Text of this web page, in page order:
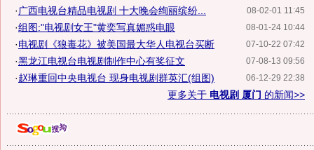
08-02-01 11:45
· 广西电视台精品电视剧 十大晚会绚丽缤纷...
08-01-24 10:44
·组图:"电视剧女王"黄奕写真媚惑电眼
07-10-22 07:42
·电视剧《狼毒花》被美国最大华人电视台买断
07-08-13 09:56
·黑龙江电视台电视剧制作中心有奖征文
06-12-29 22:38
·赵琳重回中央电视台 现身电视剧群英汇(组图)
更多关于 电视剧 厦门 的新闻>>